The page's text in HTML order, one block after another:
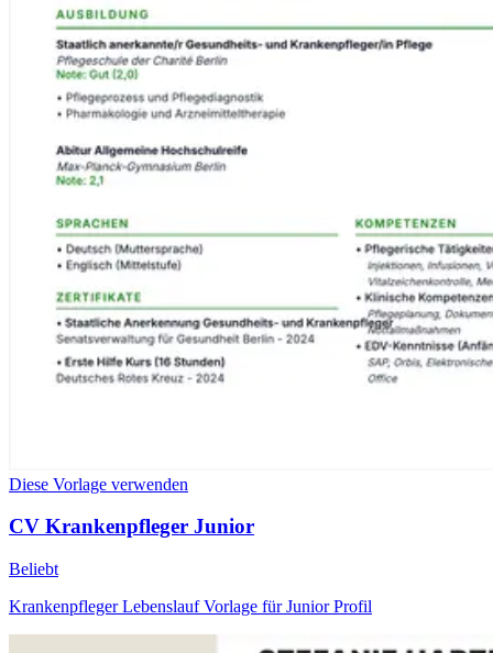
Diese Vorlage verwenden
CV Krankenpfleger Junior
Beliebt
Krankenpfleger Lebenslauf Vorlage für Junior Profil